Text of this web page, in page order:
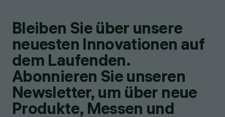
Bleiben Sie über unsere
neuesten Innovationen auf
dem Laufenden.
Abonnieren Sie unseren
Newsletter, um über neue
Produkte, Messen und